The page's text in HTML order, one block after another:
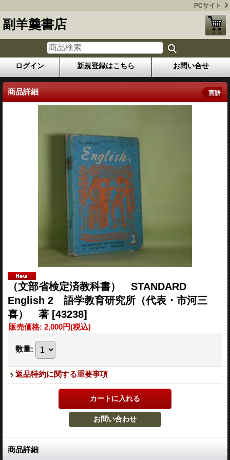
PCサイト
副羊羹書店
ログイン 新規登録はこちら お問い合せ
商品詳細 言語
（文部省検定済教科書） STANDARD
English 2 語学教育研究所（代表・市河三
喜） 著 [43238]
販売価格: 2,000円(税込)
数量:
返品特約に関する重要事項
商品詳細